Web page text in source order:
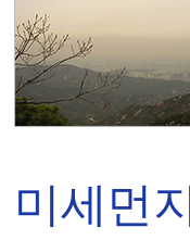
미세먼